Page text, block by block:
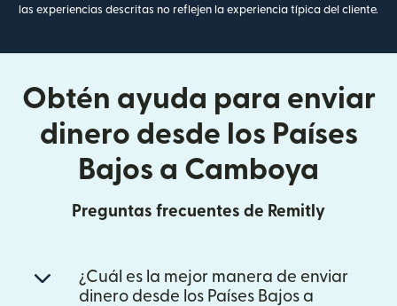
las experiencias descritas no reflejen la experiencia típica del cliente.
Obtén ayuda para enviar
dinero desde los Países
Bajos a Camboya
Preguntas frecuentes de Remitly
¿Cuál es la mejor manera de enviar
dinero desde los Países Bajos a